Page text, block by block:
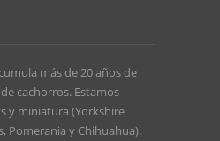
más de 20 años de
cachorros. Estamos
y miniatura (Yorkshire
Pomerania y Chihuahua).